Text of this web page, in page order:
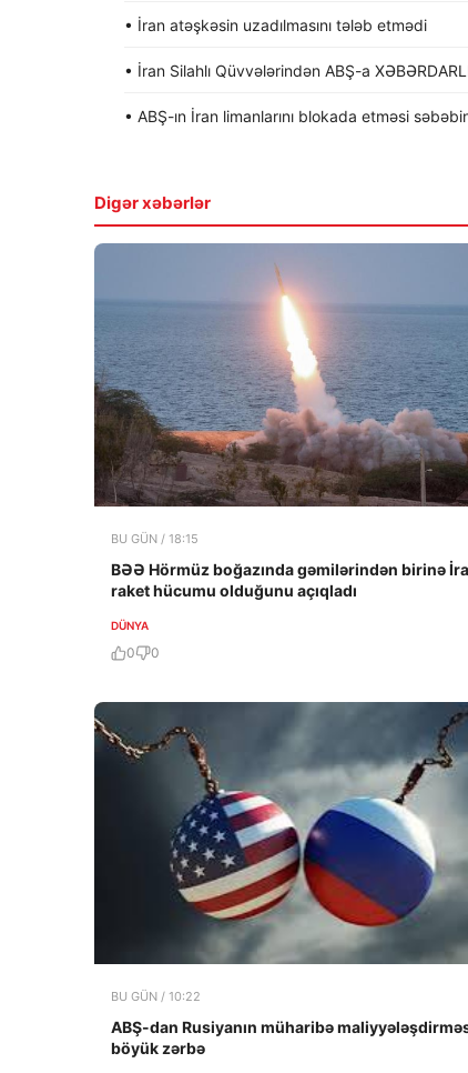
• İran atəşkəsin uzadılmasını tələb etmədi
• İran Silahlı Qüvvələrindən ABŞ-a
• ABŞ-ın İran limanlarını blokada etməsi
Digər xəbərlər
BU GÜN / 18:15
BƏƏ Hörmüz boğazında gəmilərindən birinə
raket hücumu olduğunu açıqladı
DÜNYA
0 0
BU GÜN / 10:22
ABŞ-dan Rusiyanın müharibə
böyük zərbə